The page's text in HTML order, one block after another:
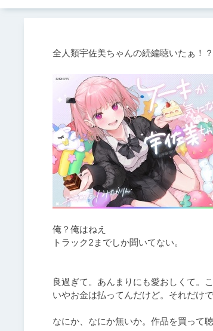
俺？俺はねえ
トラック2までしか聞いてない。
良過ぎて。あんまりにも愛おしくて。
いやお金は払ってんだけど。それだけ
なにか、なにか無いか。作品を買って